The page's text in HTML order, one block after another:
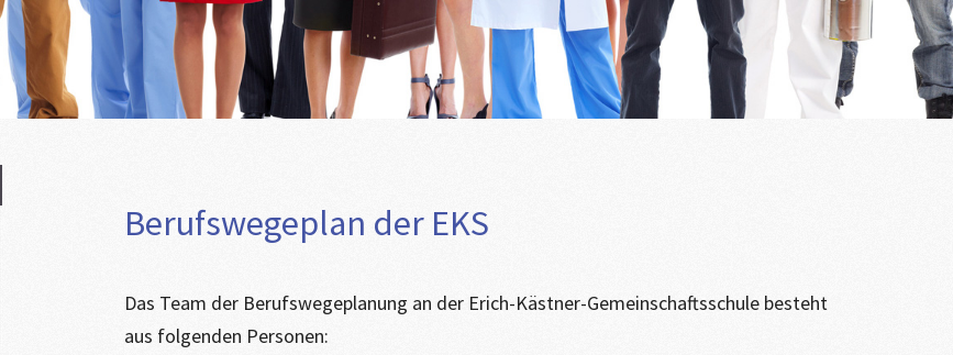
Berufswegeplan der EKS
Das Team der Berufswegeplanung an der Erich-Kästner-Gemeinschaftsschule besteht
aus folgenden Personen: